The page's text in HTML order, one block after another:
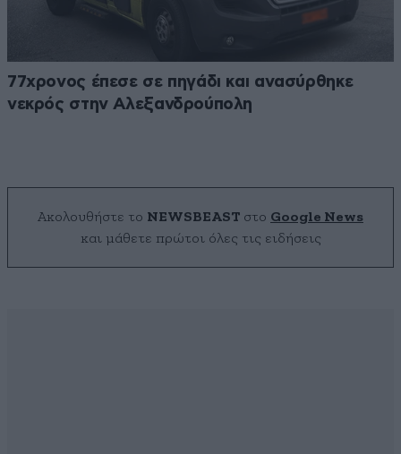
77χρονος έπεσε σε πηγάδι και ανασύρθηκε
νεκρός στην Αλεξανδρούπολη
Ακολουθήστε το NEWSBEAST στο Google News
και μάθετε πρώτοι όλες τις ειδήσεις